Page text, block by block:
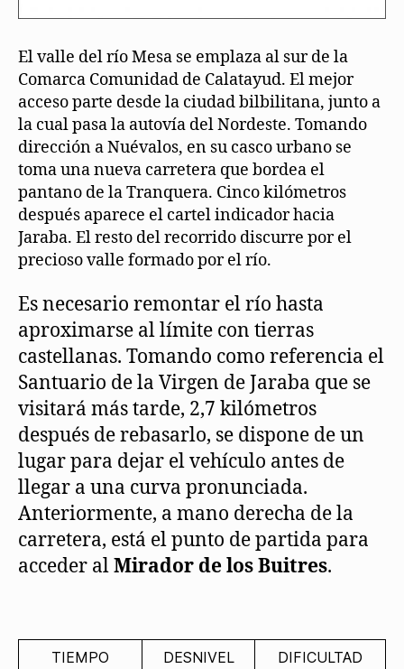
El valle del río Mesa se emplaza al sur de la
Comarca Comunidad de Calatayud. El mejor
acceso parte desde la ciudad bilbilitana, junto a
la cual pasa la autovía del Nordeste. Tomando
dirección a Nuévalos, en su casco urbano se
toma una nueva carretera que bordea el
pantano de la Tranquera. Cinco kilómetros
después aparece el cartel indicador hacia
Jaraba. El resto del recorrido discurre por el
precioso valle formado por el río.
Es necesario remontar el río hasta
aproximarse al límite con tierras
castellanas. Tomando como referencia el
Santuario de la Virgen de Jaraba que se
visitará más tarde, 2,7 kilómetros
después de rebasarlo, se dispone de un
lugar para dejar el vehículo antes de
llegar a una curva pronunciada.
Anteriormente, a mano derecha de la
carretera, está el punto de partida para
acceder alMirador de los Buitres.
TIEMPO DESNIVEL DIFICULTAD